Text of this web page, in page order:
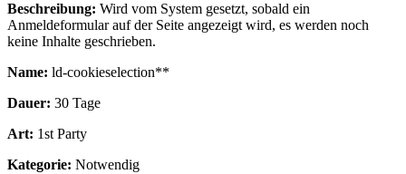
Beschreibung: Wird vom System gesetzt, sobald ein
Anmeldeformular auf der Seite angezeigt wird, es werden noch
keine Inhalte geschrieben.
Name: ld-cookieselection**
Dauer: 30 Tage
Art: 1st Party
Kategorie: Notwendig